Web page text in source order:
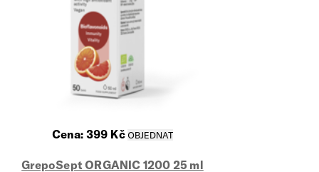
Cena: 399 Kč
GrepoSept ORGANIC 1200 25 ml